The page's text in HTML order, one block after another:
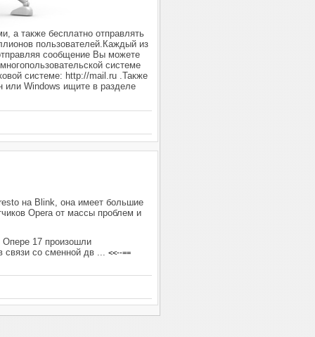
а также бесплатно отправлять
пользователей.Каждый из
сообщение Вы можете
системе
системе: http://mail.ru .Также
или Windows ищите в разделе
на Blink, она имеет большие
Opera от массы проблем и
Опере 17 произошли
связи со сменной дв ... <<--==